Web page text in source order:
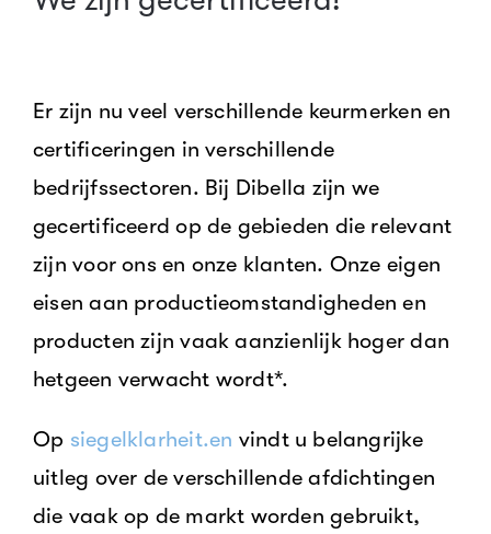
Er zijn nu veel verschillende keurmerken en
certificeringen in verschillende
bedrijfssectoren. Bij Dibella zijn we
gecertificeerd op de gebieden die relevant
zijn voor ons en onze klanten. Onze eigen
eisen aan productieomstandigheden en
producten zijn vaak aanzienlijk hoger dan
hetgeen verwacht wordt*.
Op siegelklarheit.en vindt u belangrijke
uitleg over de verschillende afdichtingen
die vaak op de markt worden gebruikt,